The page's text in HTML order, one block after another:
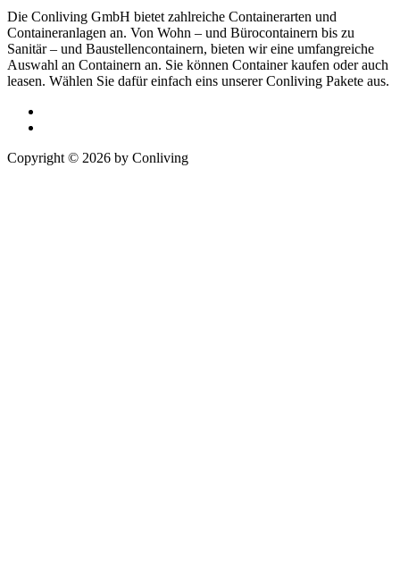
Die Conliving GmbH bietet zahlreiche Containerarten und
Containeranlagen an. Von Wohn – und Bürocontainern bis zu
Sanitär – und Baustellencontainern, bieten wir eine umfangreiche
Auswahl an Containern an. Sie können Container kaufen oder auch
leasen. Wählen Sie dafür einfach eins unserer Conliving Pakete aus.
Copyright © 2026 by Conliving